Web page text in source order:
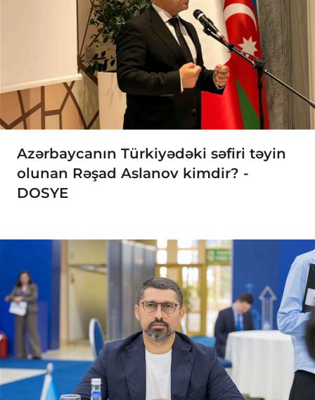
Azərbaycanın Türkiyədəki səfiri təyin
olunan Rəşad Aslanov kimdir? -
DOSYE